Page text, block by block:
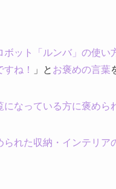
ボット「ルンバ」の使い
ね！ 」とお褒めの言葉
なっている方に褒めら
られた収納・インテリア